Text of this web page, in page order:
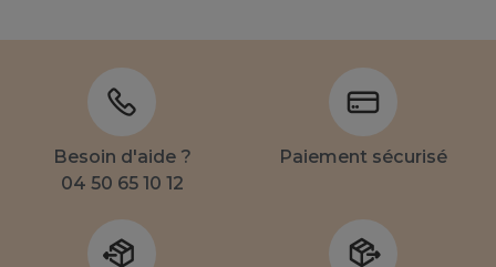
Besoin d'aide ?
04 50 65 10 12
Paiement sécurisé